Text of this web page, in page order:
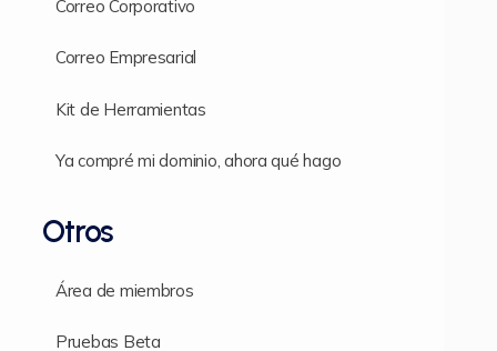
Correo Corporativo
Correo Empresarial
Kit de Herramientas
Ya compré mi dominio, ahora qué hago
Otros
Área de miembros
Pruebas Beta